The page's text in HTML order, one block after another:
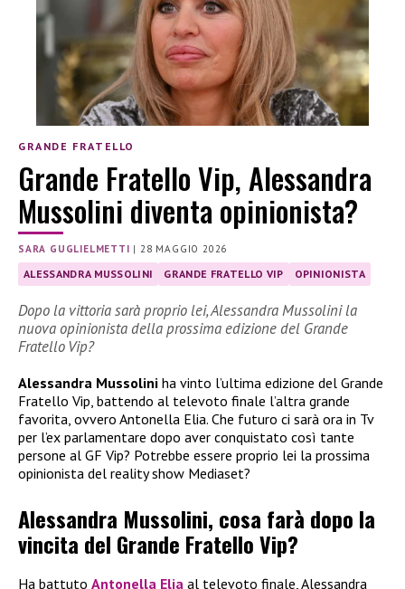
GRANDE FRATELLO
Grande Fratello Vip, Alessandra
Mussolini diventa opinionista?
SARA GUGLIELMETTI |28 MAGGIO 2026
ALESSANDRA MUSSOLINI GRANDE FRATELLO VIP OPINIONISTA
Dopo la vittoria sarà proprio lei, Alessandra Mussolini la
nuova opinionista della prossima edizione del Grande
Fratello Vip?
Alessandra Mussolini ha vinto l’ultima edizione del Grande
Fratello Vip, battendo al televoto finale l’altra grande
favorita, ovvero Antonella Elia. Che futuro ci sarà ora in Tv
per l’ex parlamentare dopo aver conquistato così tante
persone al GF Vip? Potrebbe essere proprio lei la prossima
opinionista del reality show Mediaset?
Alessandra Mussolini, cosa farà dopo la
vincita del Grande Fratello Vip?
Ha battuto Antonella Elia al televoto finale, Alessandra